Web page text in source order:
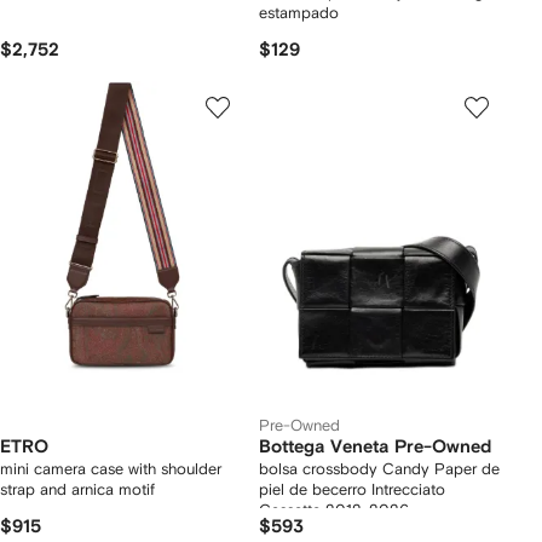
$2,752
estampado
$129
ETRO
mini camera case with shoulder
strap and arnica motif
$915
Pre-Owned
Bottega Veneta Pre-Owned
bolsa crossbody Candy Paper de
piel de becerro Intrecciato
Cassette 2012-2026
$593